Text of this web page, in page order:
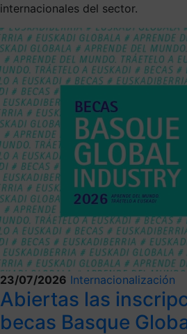
internacionales del sector.
23/07/2026 Internacionalización
Abiertas las
becas Basque